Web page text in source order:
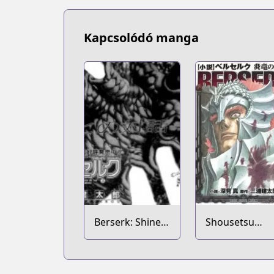
Kapcsolódó manga
Berserk: Shinen
no Kami 2
Shousetsu
Berserk: